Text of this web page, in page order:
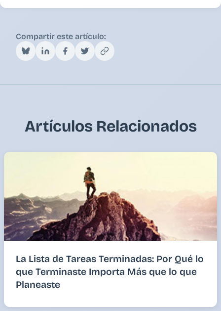
Compartir este artículo:
Artículos Relacionados
La Lista de Tareas Terminadas: Por Qué lo
que Terminaste Importa Más que lo que
Planeaste